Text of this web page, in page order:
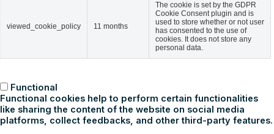
viewed_cookie_policy 11 months
The cookie is set by the GDPR
Cookie Consent plugin and is
used to store whether or not user
has consented to the use of
cookies. It does not store any
personal data.
Functional
Functional cookies help to perform certain functionalities
like sharing the content of the website on social media
platforms, collect feedbacks, and other third-party features.